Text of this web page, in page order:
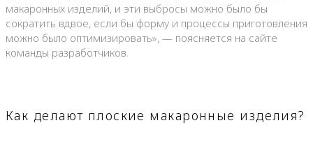
макаронных изделий, и эти выбросы можно было бы
сократить вдвое, если бы форму и процессы приготовления
можно было оптимизировать», — поясняется на сайте
команды разработчиков.
Как делают плоские макаронные изделия?